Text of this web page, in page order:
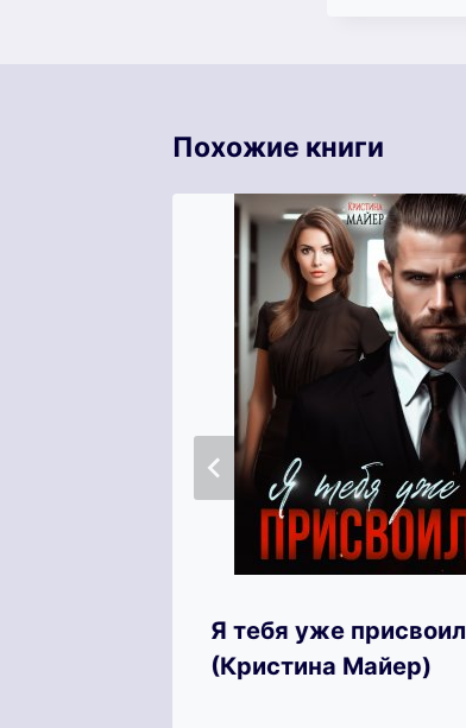
Похожие книги
Я тебя уже присвоил
(Кристина Майер)